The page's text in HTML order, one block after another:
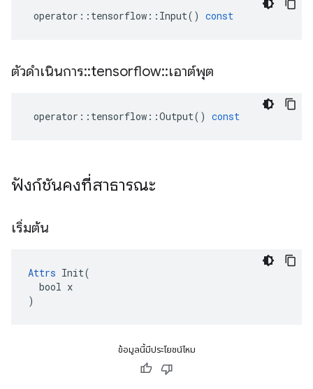
operator :: tensorflow :: Input() const
ตัวดำเนินการ::tensorflow::เอาต์พุต
operator :: tensorflow ::Output() const
ฟังก์ชันคงที่สาธารณะ
เริ่มต้น
Attrs Init(
  bool x
)
ข้อมูลนี้มีประโยชน์ไหม